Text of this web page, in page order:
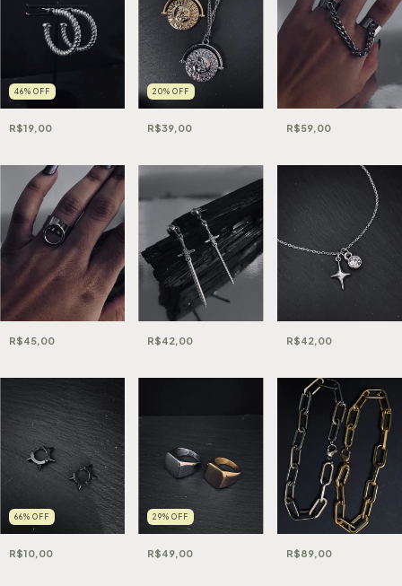
46% OFF
R$19,00
20%OFF
R$39,00 R$59,00
R$45,00 R$42,00 R$42,00
66% OFF
R$10,00
29%OFF
R$49,00 R$89,00